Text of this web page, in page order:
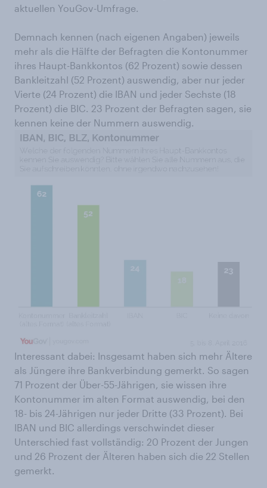
aktuellen YouGov-Umfrage.
Demnach kennen (nach eigenen Angaben) jeweils
mehr als die Hälfte der Befragten die Kontonummer
ihres Haupt-Bankkontos (62 Prozent) sowie dessen
Bankleitzahl (52 Prozent) auswendig, aber nur jeder
Vierte (24 Prozent) die IBAN und jeder Sechste (18
Prozent) die BIC. 23 Prozent der Befragten sagen, sie
kennen keine der Nummern auswendig.
Interessant dabei: Insgesamt haben sich mehr Ältere
als Jüngere ihre Bankverbindung gemerkt. So sagen
71 Prozent der Über-55-Jährigen, sie wissen ihre
Kontonummer im alten Format auswendig, bei den
18- bis 24-Jährigen nur jeder Dritte (33 Prozent). Bei
IBAN und BIC allerdings verschwindet dieser
Unterschied fast vollständig: 20 Prozent der Jungen
und 26 Prozent der Älteren haben sich die 22 Stellen
gemerkt.